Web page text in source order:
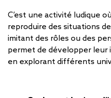
C’est une activité ludique
reproduire des situations
imitant des rôles ou des
permet de développer leur
en explorant différents